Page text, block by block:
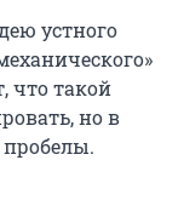
устного
что такой
но в
пробелы.